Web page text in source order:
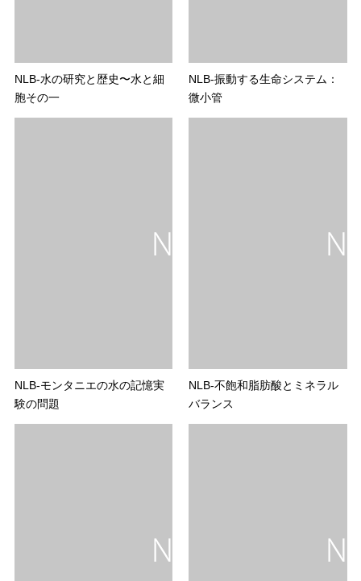
NLB-水の研究と歴史〜水と細
胞その一
NLB-振動する生命システム：
微小管
NLB-モンタニエの水の記憶実
験の問題
NLB-不飽和脂肪酸とミネラル
バランス